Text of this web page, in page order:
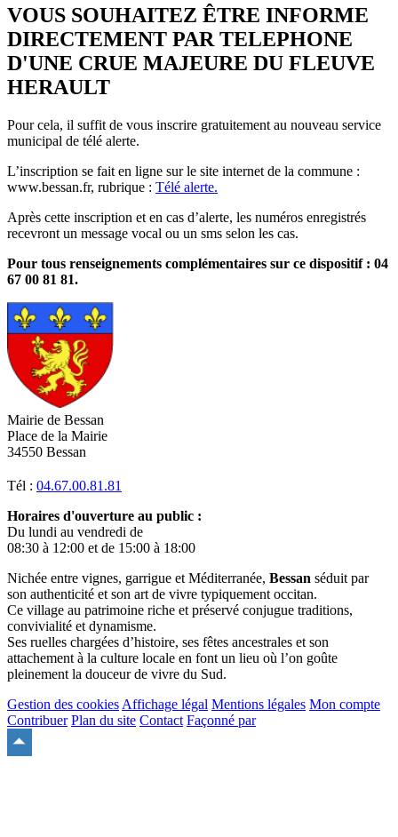
RSS
VOUS SOUHAITEZ ÊTRE INFORME
DIRECTEMENT PAR TELEPHONE
D'UNE CRUE MAJEURE DU FLEUVE
HERAULT
Pour cela, il suffit de vous inscrire gratuitement au nouveau service
municipal de télé alerte.
L’inscription se fait en ligne sur le site internet de la commune :
www.bessan.fr, rubrique : Télé alerte.
Après cette inscription et en cas d’alerte, les numéros enregistrés
recevront un message vocal ou un sms selon les cas.
Pour tous renseignements complémentaires sur ce dispositif : 04
67 00 81 81.
Mairie de Bessan
Place de la Mairie
34550 Bessan
Tél : 04.67.00.81.81
Horaires d'ouverture au public :
Du lundi au vendredi de
08:30 à 12:00 et de 15:00 à 18:00
Nichée entre vignes, garrigue et Méditerranée, Bessan séduit par
son authenticité et son art de vivre typiquement occitan.
Ce village au patrimoine riche et préservé conjugue traditions,
convivialité et dynamisme.
Ses ruelles chargées d’histoire, ses fêtes ancestrales et son
attachement à la culture locale en font un lieu où l’on goûte
pleinement la douceur de vivre du Sud.
Gestion des cookies Affichage légal Mentions légales Mon compte
Contribuer Plan du site Contact Façonné par